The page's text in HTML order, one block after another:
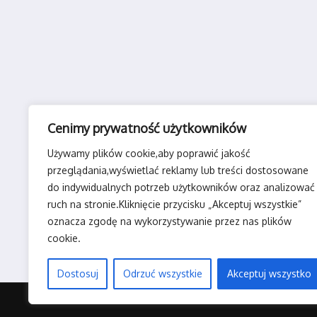
Cenimy prywatność użytkowników
Używamy plików cookie,aby poprawić jakość
przeglądania,wyświetlać reklamy lub treści dostosowane
do indywidualnych potrzeb użytkowników oraz analizować
ruch na stronie.Kliknięcie przycisku „Akceptuj wszystkie”
oznacza zgodę na wykorzystywanie przez nas plików
cookie.
Dostosuj Odrzuć wszystkie Akceptuj wszystko